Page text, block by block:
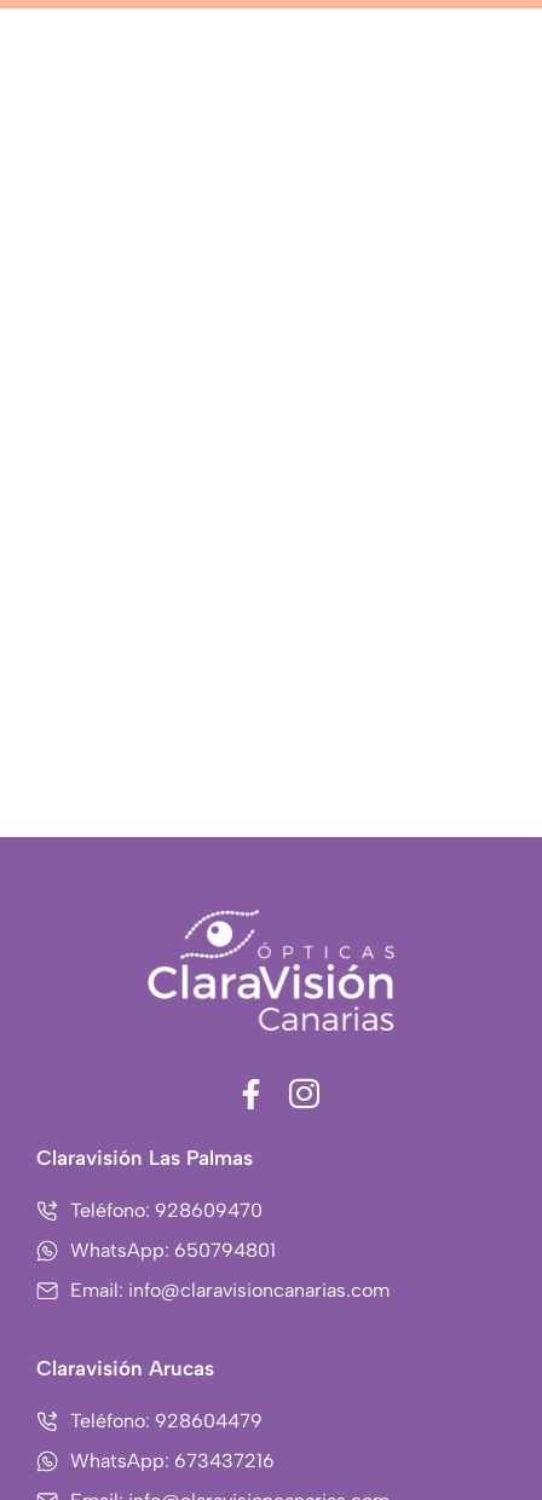
F
c
b
o
o
k
I
s
m
Claravisión Las Palmas
Teléfono: 928609470
WhatsApp: 650794801
Email: info@claravisioncanarias.com
Claravisión Arucas
Teléfono: 928604479
WhatsApp: 673437216